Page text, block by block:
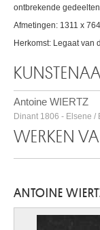
ontbrekende
Afmetingen: 1311 x
Herkomst: Legaat van
Antoine WIERTZ
Dinant 1806 - Elsene /
WERKEN
ANTOINE